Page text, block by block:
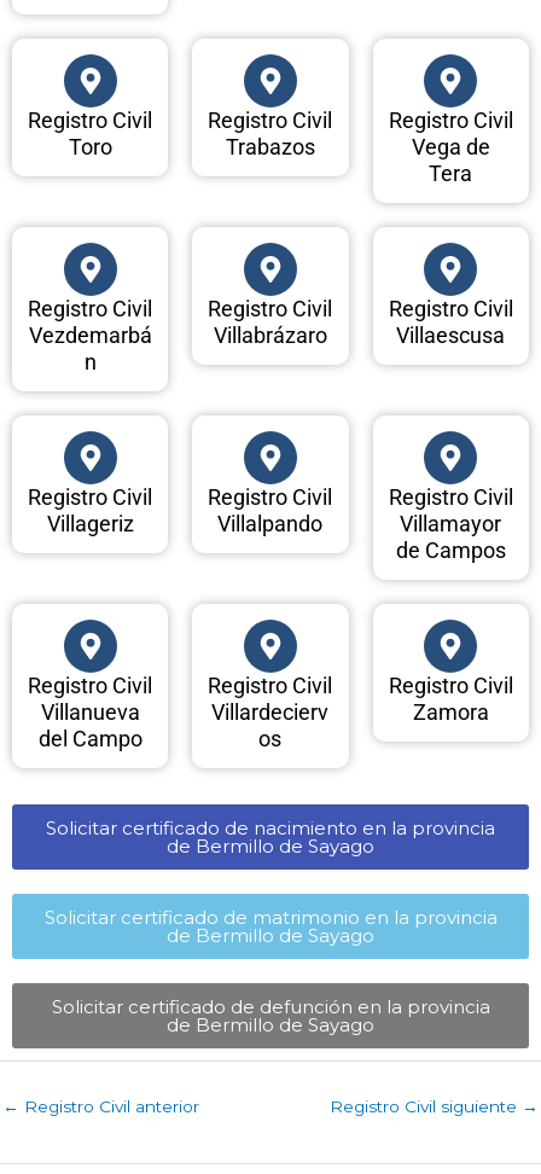
Registro Civil
Toro
Registro Civil
Trabazos
Registro Civil
Vega de
Tera
Registro Civil
Vezdemarbá
n
Registro Civil
Villabrázaro
Registro Civil
Villaescusa
Registro Civil
Villageriz
Registro Civil
Villalpando
Registro Civil
Villamayor
de Campos
Registro Civil
Villanueva
del Campo
Registro Civil
Villardecierv
os
Registro Civil
Zamora
Solicitar certificado de nacimiento en la provincia
de Bermillo de Sayago​
Solicitar certificado de matrimonio en la provincia
de Bermillo de Sayago​
Solicitar certificado de defunción en la provincia
de Bermillo de Sayago​
← Registro Civil anterior Registro Civil siguiente →